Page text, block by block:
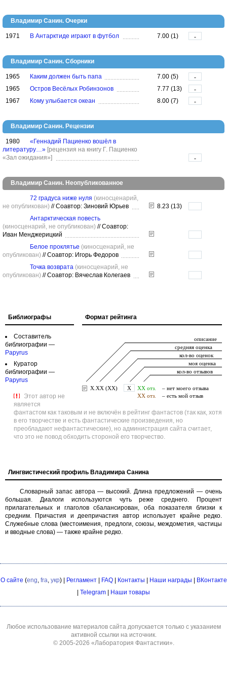
Владимир Санин. Очерки
1971 В Антарктиде играют в футбол 7.00 (1) -
Владимир Санин. Сборники
1965 Каким должен быть папа 7.00 (5)
-
1965
Остров Весёлых Робинзонов 7.77 (13)
-
1967
Кому улыбается океан 8.00 (7) -
Владимир Санин. Рецензии
1980
«Геннадий Пациенко вошёл в
литературу…» [рецензия на книгу Г. Пациенко
«Зал ожидания»]
-
Владимир Санин. Неопубликованное
72 градуса ниже нуля (киносценарий,
не опубликован) //Соавтор: Зиновий Юрьев
8.23 (13)
Антарктическая повесть
(киносценарий, не опубликован) //Соавтор:
Иван Менджерицкий
Белое проклятье (киносценарий, не
опубликован) //Соавтор: Игорь Федоров
Точка возврата (киносценарий, не
опубликован) //Соавтор: Вячеслав Колегаев
Формат рейтинга
Библиографы
Составитель
библиографии —
Papyrus
Куратор
библиографии —
Papyrus
Этот автор не
является
фантастом как таковым и не включён в рейтинг фантастов (так как, хотя
в его творчестве и есть фантастические произведения, но
преобладают нефантастические), но администрация сайта считает,
что это не повод обходить стороной его творчество.
Лингвистический профиль Владимира Санина
Словарный запас автора — высокий. Длина предложений — очень
большая. Диалоги используются чуть реже среднего. Процент
прилагательных и глаголов сбалансирован, оба показателя близки к
средним. Причастия и деепричастия автор использует крайне редко.
Служебные слова (местоимения, предлоги, союзы, междометия, частицы
и вводные слова) — также крайне редко.
О сайте (eng, fra, укр) | Регламент| FAQ| Контакты Наши награды
ВКонтакте
Telegram Наши товары
Любое использование материалов сайта допускается только с указанием
активной ссылки на источник.
© 2005-2026 «Лаборатория Фантастики».